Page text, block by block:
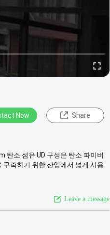
Now Share
탄소 섬유 UD 구성은 탄소 파이버
축하기 위한 산업에서 넓게 사용
Leave a message